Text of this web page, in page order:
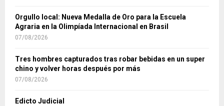
Orgullo local: Nueva Medalla de Oro para la Escuela
Agraria en la Olimpíada Internacional en Brasil
07/08/2026
Tres hombres capturados tras robar bebidas en un super
chino y volver horas después por más
07/08/2026
Edicto Judicial